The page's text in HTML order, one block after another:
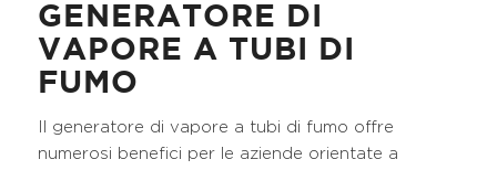
GENERATORE DI
VAPORE A TUBI DI
FUMO
Il generatore di vapore a tubi di fumo offre
numerosi benefici per le aziende orientate a